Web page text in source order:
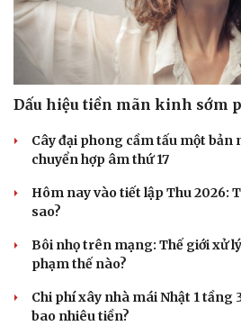
Dấu hiệu tiền mãn kinh sớm
Cây đại phong cầm tấu một bản
chuyển hợp âm thứ 17
Hôm nay vào tiết lập Thu 2026:
sao?
Bôi nhọ trên mạng: Thế giới xử
phạm thế nào?
Chi phí xây nhà mái Nhật 1 tầng
bao nhiêu tiền?